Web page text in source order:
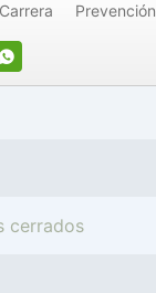
Carrera Prevención
cerrados